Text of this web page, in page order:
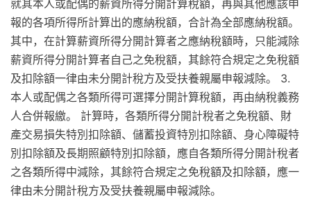
就其本人或配偶的薪資所得分開計算稅額，再與其他應該申
報的各項所得所計算出的應納稅額，合計為全部應納稅額。
其中，在計算薪資所得分開計算者之應納稅額時，只能減除
薪資所得分開計算者自己之免稅額，其餘符合規定之免稅額
及扣除額一律由未分開計稅方及受扶養親屬申報減除。 3.
本人或配偶之各類所得可選擇分開計算稅額，再由納稅義務
人合併報繳。 計算時，各類所得分開計稅者之免稅額、財
產交易損失特別扣除額、儲蓄投資特別扣除額、身心障礙特
別扣除額及長期照顧特別扣除額，應自各類所得分開計稅者
之各類所得中減除，其餘符合規定之免稅額及扣除額，應一
律由未分開計稅方及受扶養親屬申報減除。